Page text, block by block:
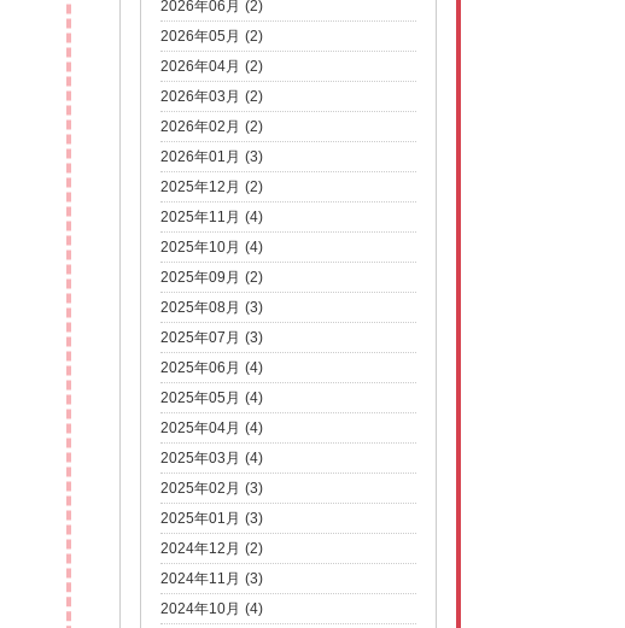
2026年06月 (2)
2026年05月 (2)
2026年04月 (2)
2026年03月 (2)
2026年02月 (2)
2026年01月 (3)
2025年12月 (2)
2025年11月 (4)
2025年10月 (4)
2025年09月 (2)
2025年08月 (3)
2025年07月 (3)
2025年06月 (4)
2025年05月 (4)
2025年04月 (4)
2025年03月 (4)
2025年02月 (3)
2025年01月 (3)
2024年12月 (2)
2024年11月 (3)
2024年10月 (4)